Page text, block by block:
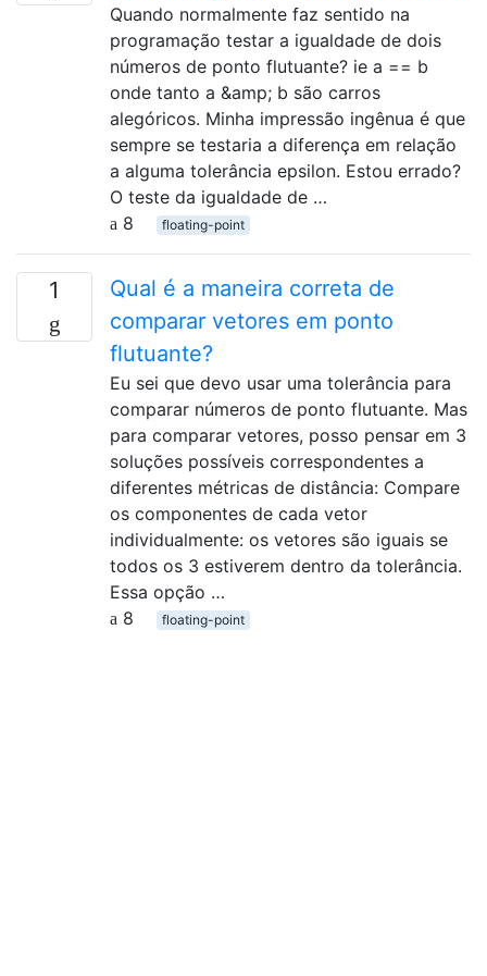
Quando normalmente faz sentido na
programação testar a igualdade de dois
números de ponto flutuante? ie a == b
onde tanto a &amp; b são carros
alegóricos. Minha impressão ingênua é que
sempre se testaria a diferença em relação
a alguma tolerância epsilon. Estou errado?
O teste da igualdade de …
8
floating-point
1
Qual é a maneira correta de
comparar vetores em ponto
flutuante?
Eu sei que devo usar uma tolerância para
comparar números de ponto flutuante. Mas
para comparar vetores, posso pensar em 3
soluções possíveis correspondentes a
diferentes métricas de distância: Compare
os componentes de cada vetor
individualmente: os vetores são iguais se
todos os 3 estiverem dentro da tolerância.
Essa opção …
8
floating-point